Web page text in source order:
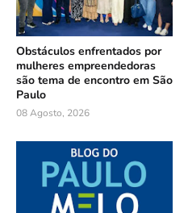
Obstáculos enfrentados por
mulheres empreendedoras
são tema de encontro em São
Paulo
08 Agosto, 2026